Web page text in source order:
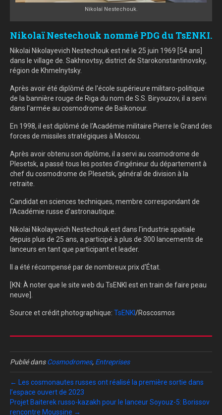
Nikolaï Nestechouk.
Nikolaï Nestechouk nommé PDG du TsENKI.
Nikolai Nikolayevich Nestechouk est né le 25 juin 1969 [54 ans]
dans le village de. Sakhnovtsy, district de Starokonstantinovsky,
région de Khmelnytsky.
Après avoir été diplômé de l'école supérieure militaro-politique
de la bannière rouge de Riga du nom de S.S. Biryouzov, il a servi
dans l'armée au cosmodrome de Baïkonour.
En 1998, il est diplômé de l'Académie militaire Pierre le Grand des
forces de missiles stratégiques à Moscou.
Après avoir obtenu son diplôme, il a servi au cosmodrome de
Plesetsk, a passé tous les postes d'ingénieur du département à
chef du cosmodrome de Plesetsk, général de division à la
retraite.
Candidat en sciences techniques, membre correspondant de
l'Académie russe d'astronautique.
Nikolai Nikolayevich Nestechouk est dans l'industrie spatiale
depuis plus de 25 ans, a participé à plus de 300 lancements de
lanceurs en tant que participant et leader.
Il a été récompensé par de nombreux prix d'État.
[KN: À noter que le site web du TsENKI est en train de faire peau
neuve].
Source et crédit photographique: TsENKI/Roscosmos
Publié dansCosmodromes, Entreprises
← Les cosmonautes russes ont réalisé la première sortie dans
l’espace ouvert de 2023
Projet Baiterek russo-kazakh pour le lanceur Soyouz-5: Borissov
rencontre Moussine →